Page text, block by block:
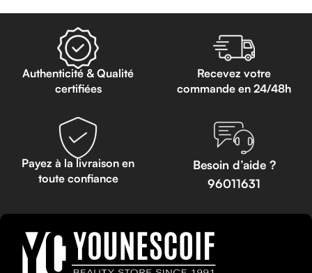
Authenticité & Qualité
certifiées
Recevez votre
commande en 24/48h
Payez à la livraison en
toute confiance
Besoin d’aide ?
96011631